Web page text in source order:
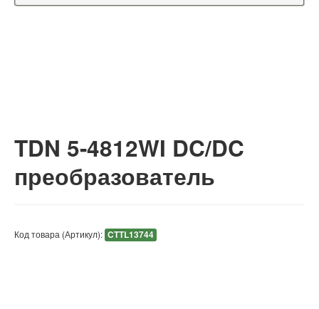
TDN 5-4812WI DC/DC
преобразователь
Код товара (Артикул): CTTL13744